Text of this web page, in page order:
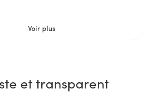
Voir plus
et transparent